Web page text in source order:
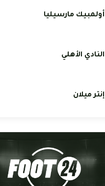
أولمبيك مارسيليا
النادي الأهلي
إنتر ميلان